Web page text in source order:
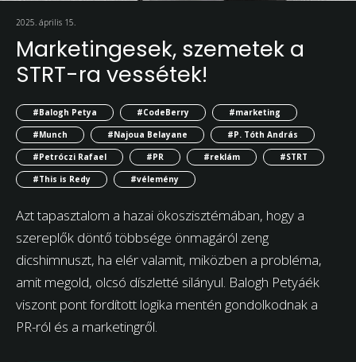
2025. április 15.
Marketingesek, szemetek a
STRT-ra vessétek!
#Balogh Petya #CodeBerry
#marketing
#Munch
#Najoua Belayane
#P. Tóth András
#Petróczi Rafael
#PR #reklám
#STRT
#This is Redy
#vélemény
Azt tapasztalom a hazai ökoszisztémában, hogy a
szereplők döntő többsége önmagáról zeng
dicshimnuszt, ha elér valamit, miközben a probléma,
amit megold, olcsó díszletté silányul. Balogh Petyáék
viszont pont fordított logika mentén gondolkodnak a
PR-ról és a marketingről.